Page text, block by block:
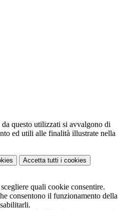
questo utilizzati si avvalgono di
ed utili alle finalità illustrate nella
Accetta tutti i cookies
quali cookie consentire.
consentono il funzionamento della